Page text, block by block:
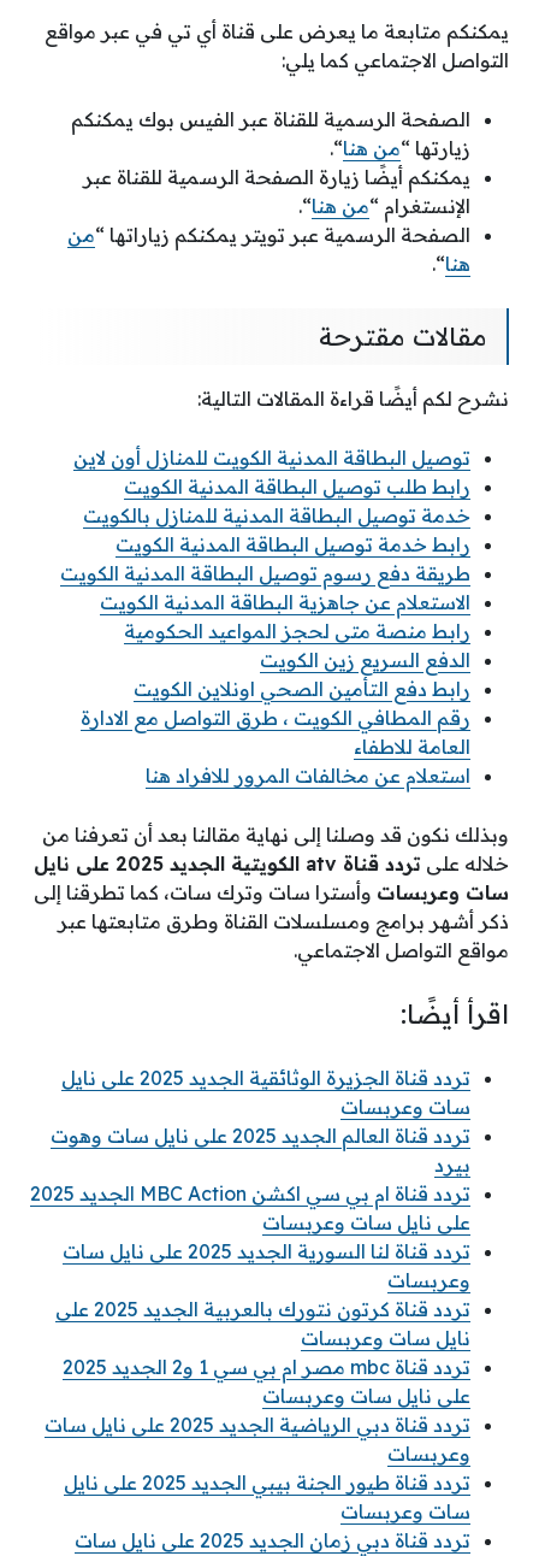
يمكنكم متابعة ما يعرض على قناة أي تي في عبر مواقع
التواصل الاجتماعي كما يلي:
الصفحة الرسمية للقناة عبر الفيس بوك يمكنكم
زيارتها “من هنا“.
يمكنكم أيضًا زيارة الصفحة الرسمية للقناة عبر
الإنستغرام “من هنا“.
الصفحة الرسمية عبر تويتر يمكنكم زياراتها “من
هنا“.
مقالات مقترحة
نشرح لكم أيضًا قراءة المقالات التالية:
توصيل البطاقة المدنية الكويت للمنازل أون لاين
رابط طلب توصيل البطاقة المدنية الكويت
خدمة توصيل البطاقة المدنية للمنازل بالكويت
رابط خدمة توصيل البطاقة المدنية الكويت
طريقة دفع رسوم توصيل البطاقة المدنية الكويت
الاستعلام عن جاهزية البطاقة المدنية الكويت
رابط منصة متى لحجز المواعيد الحكومية
الدفع السريع زين الكويت
رابط دفع التأمين الصحي اونلاين الكويت
رقم المطافي الكويت ، طرق التواصل مع الادارة
العامة للاطفاء
استعلام عن مخالفات المرور للافراد هنا
وبذلك نكون قد وصلنا إلى نهاية مقالنا بعد أن تعرفنا من
خلاله على تردد قناة atv
الكويتية الجديد 2025 على نايل
سات وعربسات وأسترا سات وترك سات، كما تطرقنا إلى
ذكر أشهر برامج ومسلسلات القناة وطرق متابعتها عبر
مواقع التواصل الاجتماعي.
اقرأ أيضًا:
تردد قناة الجزيرة الوثائقية الجديد 2025 على نايل
سات وعربسات
تردد قناة العالم الجديد 2025 على نايل سات وهوت
بيرد
تردد قناة ام بي سي اكشن MBC Action الجديد 2025
على نايل سات وعربسات
تردد قناة لنا السورية الجديد 2025 على نايل سات
وعربسات
تردد قناة كرتون نتورك بالعربية الجديد 2025 على
نايل سات وعربسات
تردد قناة mbc مصر ام بي سي 1 و2 الجديد 2025
على نايل سات وعربسات
تردد قناة دبي الرياضية الجديد 2025 على نايل سات
وعربسات
تردد قناة طيور الجنة بيبي الجديد 2025 على نايل
سات وعربسات
تردد قناة دبي زمان الجديد 2025 على نايل سات